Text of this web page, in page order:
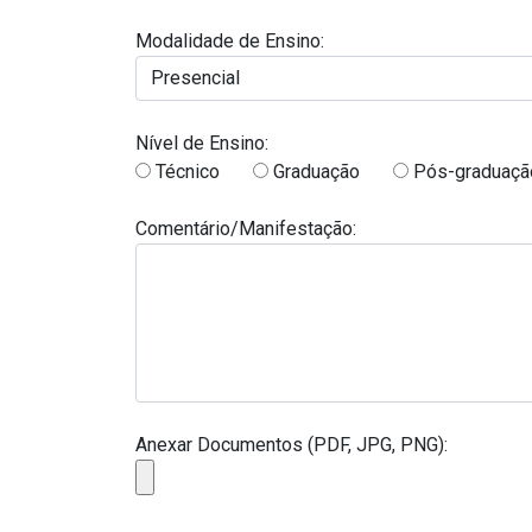
Modalidade de Ensino:
Nível de Ensino:
Técnico
Graduação Pós-
Comentário/Manifestação:
Anexar Documentos (PDF, JPG, PNG):